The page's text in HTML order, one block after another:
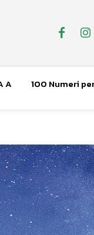
A 100 Numeri